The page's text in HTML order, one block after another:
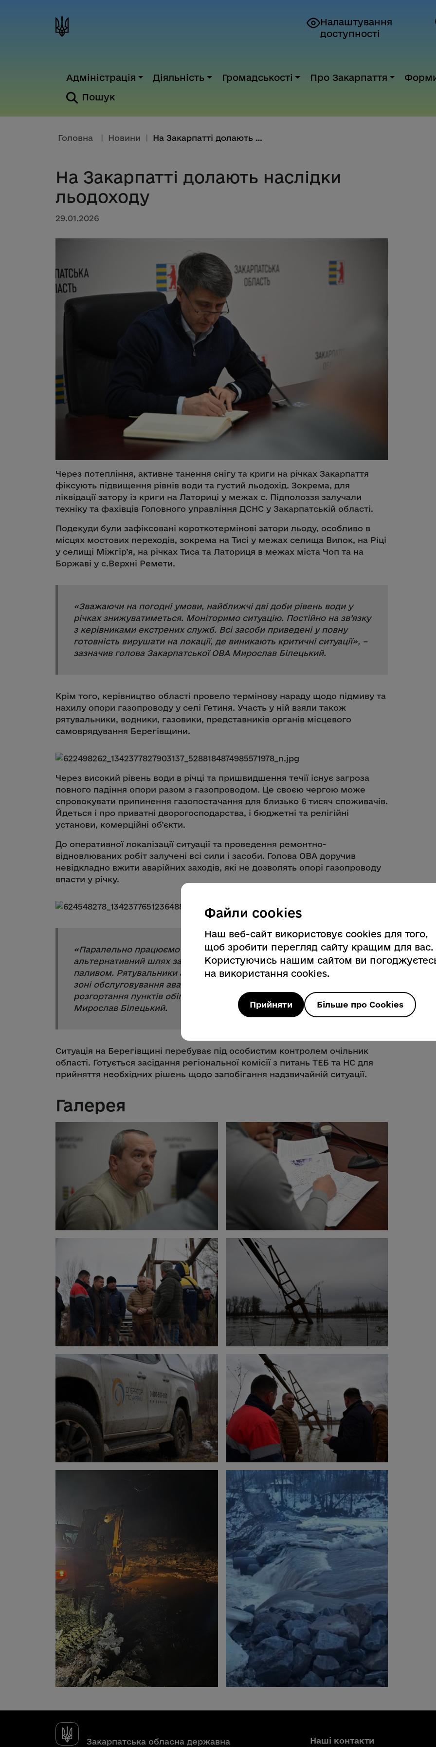
Налаштування
доступності
Адміністрація Діяльність Громадськості Про Закарпаття
Пошук
Головна Новини На Закарпатті долають наслідки...
На Закарпатті долають наслідки
льодоходу
29.01.2026
Через потепління, активне танення снігу та криги на річках Закарпаття
фіксують підвищення рівнів води та густий льодохід. Зокрема, для
ліквідації затору із криги на Латориці у межах с. Підполоззя залучали
техніку та фахівців Головного управління ДСНС у Закарпатській області.
Подекуди були зафіксовані короткотермінові затори льоду, особливо в
місцях мостових переходів, зокрема на Тисі у межах селища Вилок, на Ріці
у селищі Міжгір’я, на річках Тиса та Латориця в межах міста Чоп та на
Боржаві у с.Верхні Ремети.
«Зважаючи на погодні умови, найближчі дві доби рівень води у
річках знижуватиметься. Моніторимо ситуацію. Постійно на зв’язку
з керівниками екстрених служб. Всі засоби приведені у повну
готовність вирушати на локації, де виникають критичні ситуації», –
зазначив голова Закарпатської ОВА Мирослав Білецький.
Крім того, керівництво області провело термінову нараду щодо підмиву та
нахилу опори газопроводу у селі Гетиня. Участь у ній взяли також
рятувальники, водники, газовики, представників органів місцевого
самоврядування Берегівщини.
Через високий рівень води в річці та пришвидшення течії існує загроза
повного падіння опори разом з газопроводом. Це своєю чергою може
спровокувати припинення газопостачання для близько 6 тисяч споживачів.
Йдеться і про приватні дворогосподарства, і бюджетні та релігійні
установи, комерційні об’єкти.
До оперативної локалізації ситуації та проведення ремонтно-
відновлюваних робіт залучені всі сили і засоби. Голова ОВА доручив
невідкладно вжити аварійних заходів, які не дозволять опорі газопроводу
впасти у річку.
«Паралельно працюємо над можливістю збудувати
альтернативний шлях забезпечення споживачів блакитним
паливом. Рятувальники аналізують густоту населення громад, які в
зоні обслуговування аварійного газопроводу, та готують
розгортання пунктів обігріву у разі потреби
», – прокоментував
Мирослав Білецький.
Ситуація на Берегівщині перебуває під особистим контролем очільник
області. Готується засідання регіональної комісії з питань ТЕБ та НС для
прийняття необхідних рішень щодо запобігання надзвичайній ситуації.
Галерея
Закарпатська обласна державна Наші контакти
Файли cookies
Наш веб-сайт використовує cookies для того,
щоб зробити перегляд сайту кращим для вас.
Користуючись нашим сайтом ви
на використання cookies.
Прийняти Більше про Cookies